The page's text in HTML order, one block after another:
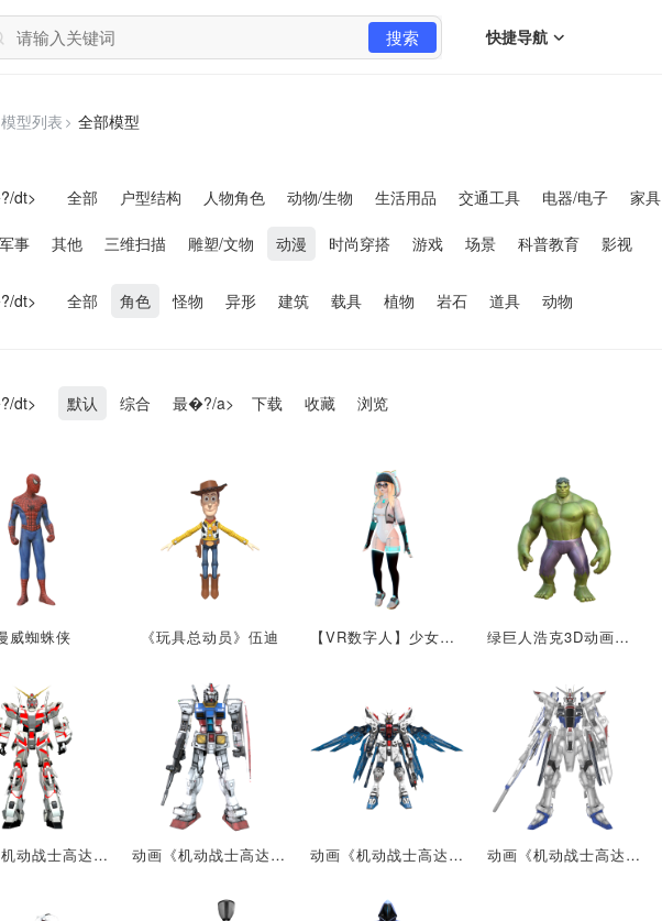
搜索 快捷导航
模型列表 全部模型
dt> 全部 户型结构 人物角色 动物/生物 生活用品 交通工具 电器/电子 家具
事 其他 三维扫描 雕塑/文物 动漫 时尚穿搭 游戏 场景 科普教育 影视
dt> 全部 角色 怪物 异形 建筑 载具 植物 岩石 道具 动物
dt> 默认 综合 最�?/a> 下载 收藏 浏览
威蜘蛛侠 《玩具总动员》伍迪 【VR数字人】少女模型 绿巨人浩克3D动画模型
动画《机动战士高达UC RE:0096》中的机甲：RX-0独角兽 动画《机动战士高达系列》中的机甲：RX-78-2高达 动画《机动战士高达SEED》中的机甲：ZGMF-X20A强袭自由 动画《机动战士高达SEED》中的机甲：ZGMF-X10A 自由高达